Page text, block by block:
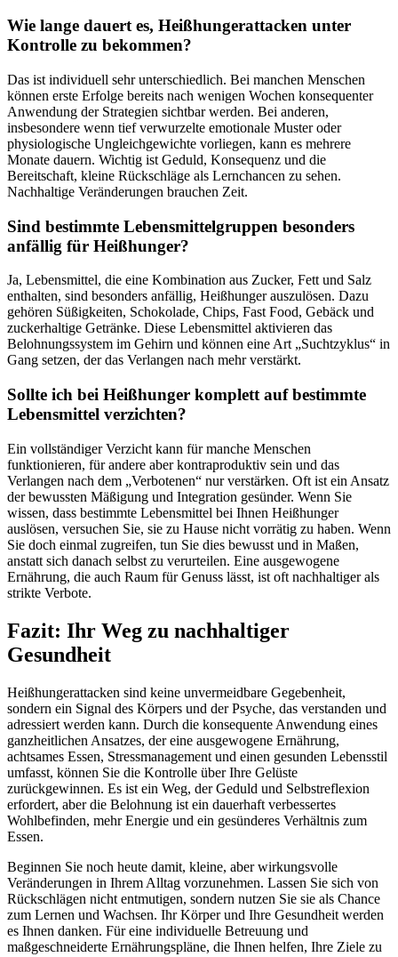
Wie lange dauert es, Heißhungerattacken unter
Kontrolle zu bekommen?
Das ist individuell sehr unterschiedlich. Bei manchen Menschen
können erste Erfolge bereits nach wenigen Wochen konsequenter
Anwendung der Strategien sichtbar werden. Bei anderen,
insbesondere wenn tief verwurzelte emotionale Muster oder
physiologische Ungleichgewichte vorliegen, kann es mehrere
Monate dauern. Wichtig ist Geduld, Konsequenz und die
Bereitschaft, kleine Rückschläge als Lernchancen zu sehen.
Nachhaltige Veränderungen brauchen Zeit.
Sind bestimmte Lebensmittelgruppen besonders
anfällig für Heißhunger?
Ja, Lebensmittel, die eine Kombination aus Zucker, Fett und Salz
enthalten, sind besonders anfällig, Heißhunger auszulösen. Dazu
gehören Süßigkeiten, Schokolade, Chips, Fast Food, Gebäck und
zuckerhaltige Getränke. Diese Lebensmittel aktivieren das
Belohnungssystem im Gehirn und können eine Art „Suchtzyklus“ in
Gang setzen, der das Verlangen nach mehr verstärkt.
Sollte ich bei Heißhunger komplett auf bestimmte
Lebensmittel verzichten?
Ein vollständiger Verzicht kann für manche Menschen
funktionieren, für andere aber kontraproduktiv sein und das
Verlangen nach dem „Verbotenen“ nur verstärken. Oft ist ein Ansatz
der bewussten Mäßigung und Integration gesünder. Wenn Sie
wissen, dass bestimmte Lebensmittel bei Ihnen Heißhunger
auslösen, versuchen Sie, sie zu Hause nicht vorrätig zu haben. Wenn
Sie doch einmal zugreifen, tun Sie dies bewusst und in Maßen,
anstatt sich danach selbst zu verurteilen. Eine ausgewogene
Ernährung, die auch Raum für Genuss lässt, ist oft nachhaltiger als
strikte Verbote.
Fazit: Ihr Weg zu nachhaltiger
Gesundheit
Heißhungerattacken sind keine unvermeidbare Gegebenheit,
sondern ein Signal des Körpers und der Psyche, das verstanden und
adressiert werden kann. Durch die konsequente Anwendung eines
ganzheitlichen Ansatzes, der eine ausgewogene Ernährung,
achtsames Essen, Stressmanagement und einen gesunden Lebensstil
umfasst, können Sie die Kontrolle über Ihre Gelüste
zurückgewinnen. Es ist ein Weg, der Geduld und Selbstreflexion
erfordert, aber die Belohnung ist ein dauerhaft verbessertes
Wohlbefinden, mehr Energie und ein gesünderes Verhältnis zum
Essen.
Beginnen Sie noch heute damit, kleine, aber wirkungsvolle
Veränderungen in Ihrem Alltag vorzunehmen. Lassen Sie sich von
Rückschlägen nicht entmutigen, sondern nutzen Sie sie als Chance
zum Lernen und Wachsen. Ihr Körper und Ihre Gesundheit werden
es Ihnen danken. Für eine individuelle Betreuung und
maßgeschneiderte Ernährungspläne, die Ihnen helfen, Ihre Ziele zu